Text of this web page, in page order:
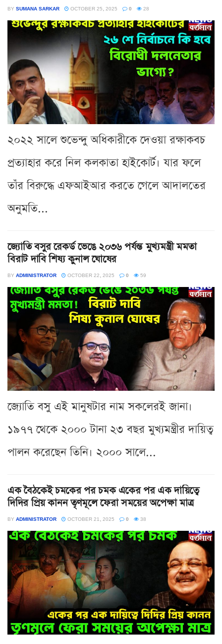
BY SUMANA SARKAR OCTOBER 25, 2025 0 28
২০২২ সালে শুভেন্দু অধিকারীকে দেওয়া রক্ষাকবচ
প্রত্যাহার করে নিল কলকাতা হাইকোর্ট। যার ফলে
তাঁর বিরুদ্ধে এফআইআর করতে গেলে আদালতের
অনুমতি...
জ্যোতি বসুর রেকর্ড ভেঙে ২০৩৬ পর্যন্ত মুখ্যমন্ত্রী মমতা
বিরাট দাবি শিষ্য কুনাল ঘোষের
BY ADMINISTRATOR OCTOBER 22, 2025 0 59
জ্যোতি বসু এই মানুষটার নাম সকলেরই জানা।
১৯৭৭ থেকে ২০০০ টানা ২৩ বছর মুখ্যমন্ত্রীর দায়িত্ব
পালন করেছেন তিনি। ২০০০ সালে...
এক বৈঠকেই চমকের পর চমক একের পর এক দায়িত্বে
দিদির প্রিয় কানন তৃণমূলে ফেরা সময়ের অপেক্ষা মাত্র
BY ADMINISTRATOR OCTOBER 21, 2025 0 38